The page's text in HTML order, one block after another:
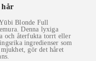
hår
Blonde Full
Denna lyxiga
och återfukta torrt eller
ingredienser som
gör det håret